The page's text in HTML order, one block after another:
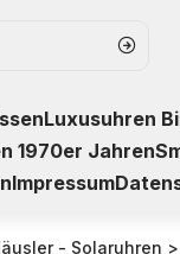
Luxusuhren
1970er Jahren
Impressum
- Solaruhren >